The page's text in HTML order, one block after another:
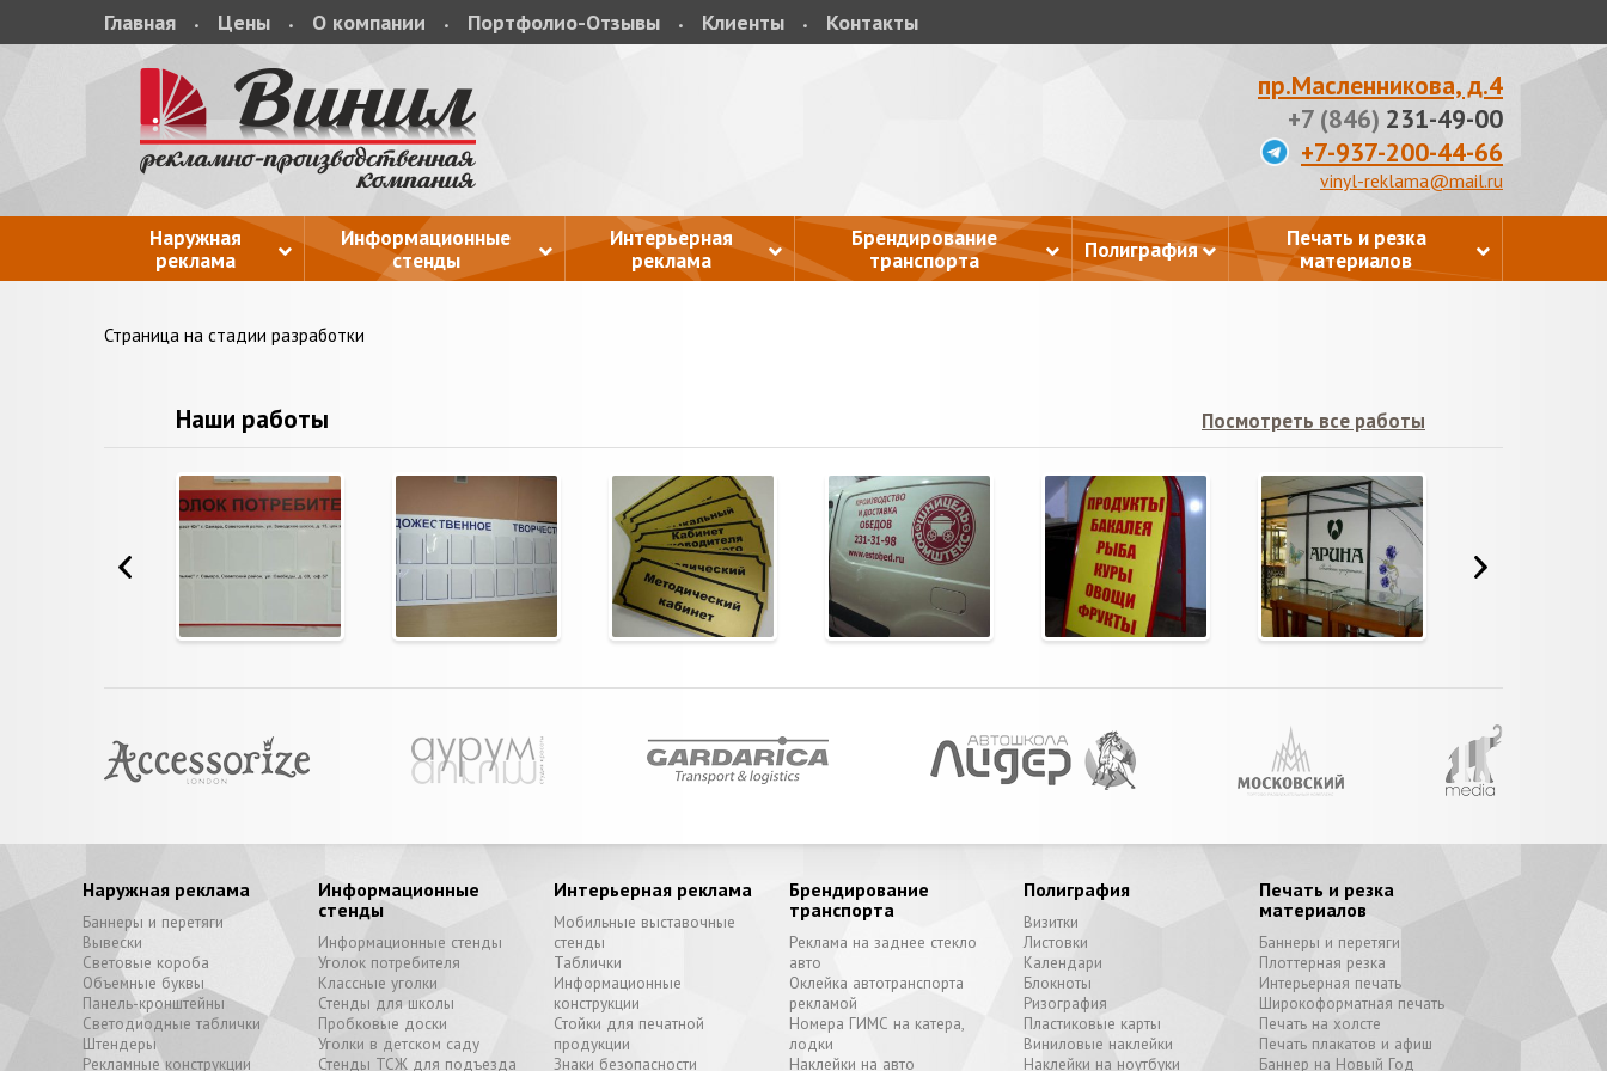
Главная Цены О компании Портфолио-Отзывы Клиенты Контакты
пр.Масленникова, д.4
+7 (846) 231-49-00
+7-937-200-44-66
vinyl-reklama@mail.ru
Наружная
реклама
Информационные
стенды
Интерьерная
реклама
Брендирование
транспорта
Полиграфия
Печать и резка
материалов
Страница на стадии разработки
Посмотреть все работы
Наши работы
Наружная реклама
Баннеры и перетяги
Вывески
Световые короба
Объемные буквы
Панель-кронштейны
Светодиодные таблички
Штендеры
Рекламные конструкции
Информационные
стенды
Информационные стенды
Уголок потребителя
Классные уголки
Стенды для школы
Пробковые доски
Уголки в детском саду
Стенды ТСЖ для подъезда
Интерьерная реклама
Мобильные выставочные
стенды
Таблички
Информационные
конструкции
Стойки для печатной
продукции
Знаки безопасности
Брендирование
транспорта
Реклама на заднее стекло
авто
Оклейка автотранспорта
рекламой
Номера ГИМС на катера,
лодки
Наклейки на авто
Полиграфия
Визитки
Листовки
Календари
Блокноты
Ризография
Пластиковые карты
Виниловые наклейки
Наклейки на ноутбуки
Печать и резка
материалов
Баннеры и перетяги
Плоттерная резка
Интерьерная печать
Широкоформатная печать
Печать на холсте
Печать плакатов и афиш
Баннер на Новый Год